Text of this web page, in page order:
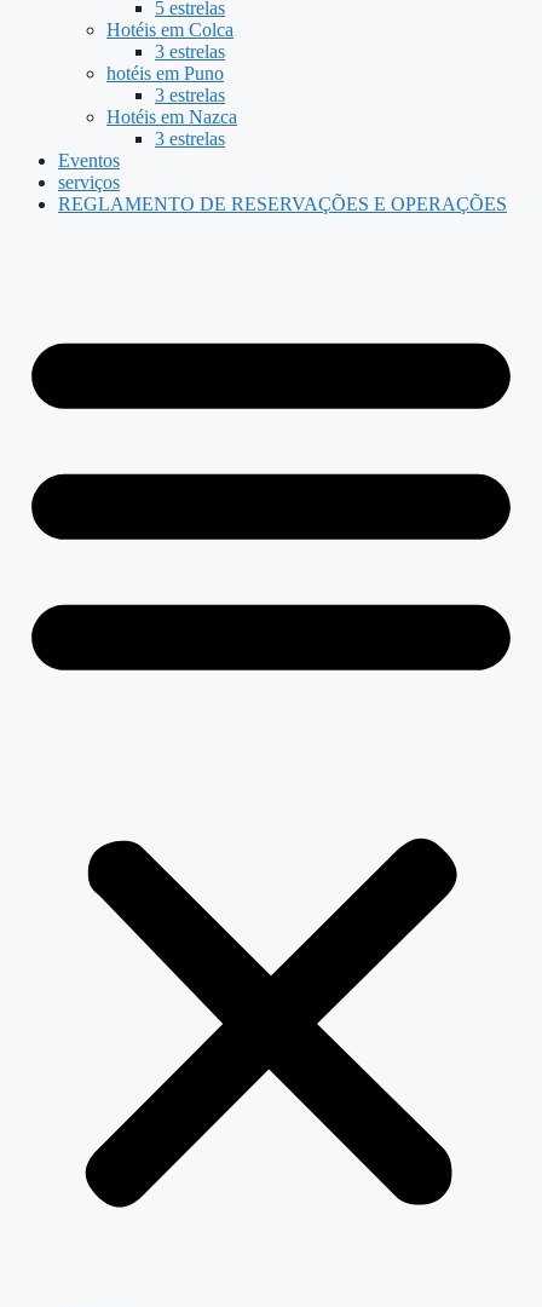
5 estrelas
Hotéis em Colca
3 estrelas
hotéis em Puno
3 estrelas
Hotéis em Nazca
3 estrelas
Eventos
serviços
REGLAMENTO DE RESERVAÇÕES E OPERAÇÕES